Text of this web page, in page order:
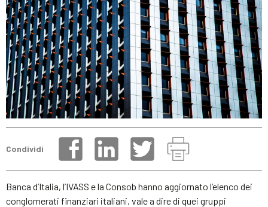
Condividi
Banca d’Italia, l’IVASS e la Consob hanno aggiornato l’elenco dei
conglomerati finanziari italiani, vale a dire di quei gruppi